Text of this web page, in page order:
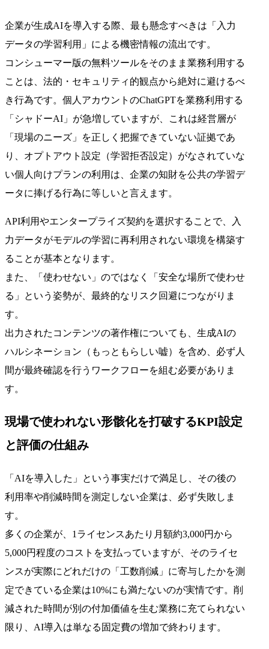
企業が生成AIを導入する際、最も懸念すべきは「入力
データの学習利用」による機密情報の流出です。
コンシューマー版の無料ツールをそのまま業務利用する
ことは、法的・セキュリティ的観点から絶対に避けるべ
き行為です。個人アカウントのChatGPTを業務利用する
「シャドーAI」が急増していますが、これは経営層が
「現場のニーズ」を正しく把握できていない証拠であ
り、オプトアウト設定（学習拒否設定）がなされていな
い個人向けプランの利用は、企業の知財を公共の学習デ
ータに捧げる行為に等しいと言えます。
API利用やエンタープライズ契約を選択することで、入
力データがモデルの学習に再利用されない環境を構築す
ることが基本となります。
また、「使わせない」のではなく「安全な場所で使わせ
る」という姿勢が、最終的なリスク回避につながりま
す。
出力されたコンテンツの著作権についても、生成AIの
ハルシネーション（もっともらしい嘘）を含め、必ず人
間が最終確認を行うワークフローを組む必要がありま
す。
現場で使われない形骸化を打破するKPI設定
と評価の仕組み
「AIを導入した」という事実だけで満足し、その後の
利用率や削減時間を測定しない企業は、必ず失敗しま
す。
多くの企業が、1ライセンスあたり月額約3,000円から
5,000円程度のコストを支払っていますが、そのライセ
ンスが実際にどれだけの「工数削減」に寄与したかを測
定できている企業は10%にも満たないのが実情です。削
減された時間が別の付加価値を生む業務に充てられない
限り、AI導入は単なる固定費の増加で終わります。